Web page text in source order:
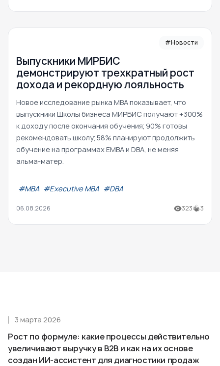
#Новости
Выпускники МИРБИС
демонстрируют трехкратный рост
дохода и рекордную лояльность
Новое исследование рынка MBA показывает, что
выпускники Школы бизнеса МИРБИС получают +300%
к доходу после окончания обучения; 90% готовы
рекомендовать школу; 58% планируют продолжить
обучение на программах EMBA и DBA, не меняя
альма-матер.
#МВА #Executive MBA #DBA
06.08.2026 323 3
Рост по формуле: какие процессы действительно
увеличивают выручку в B2B и как на их основе
создан ИИ-ассистент для диагностики продаж
3 марта 2026